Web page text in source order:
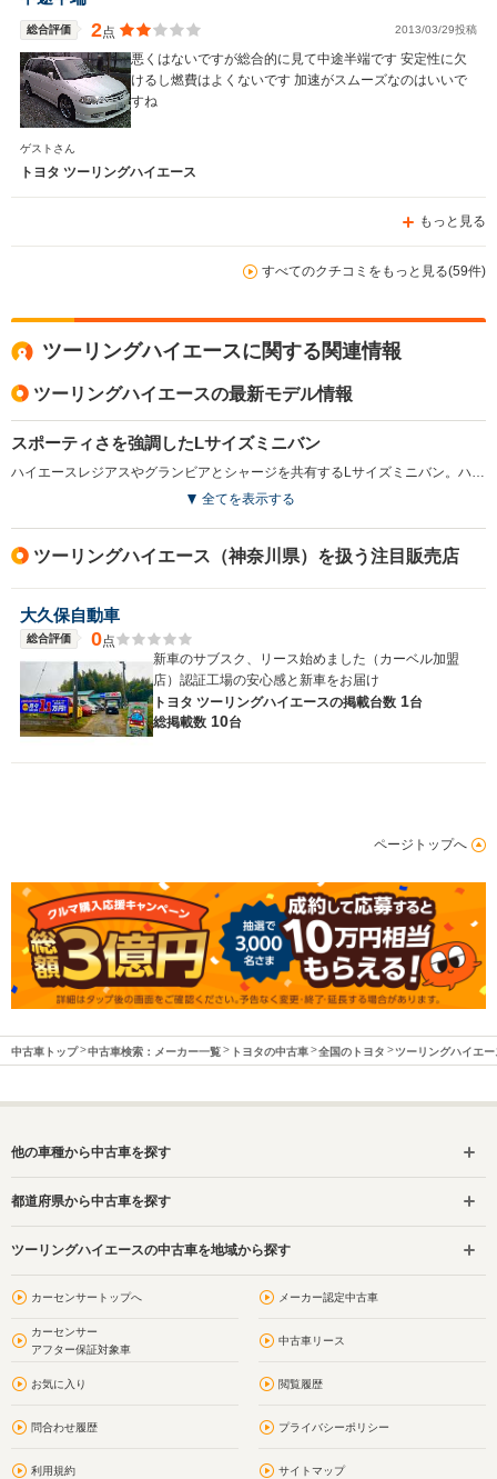
総合評価 2点 2013/03/29投稿
悪くはないですが総合的に見て中途半端です 安定性に欠
けるし燃費はよくないです 加速がスムーズなのはいいで
すね
ゲストさん
トヨタ ツーリングハイエース
もっと見る
すべてのクチコミをもっと見る(59件)
ツーリングハイエースに関する関連情報
ツーリングハイエースの最新モデル情報
スポーティさを強調したLサイズミニバン
全てを表示する
ツーリングハイエース（神奈川県）を扱う注目販売店
大久保自動車
総合評価 0点
新車のサブスク、リース始めました（カーベル加盟
店）認証工場の安心感と新車をお届け
トヨタ ツーリングハイエースの掲載台数 1台
総掲載数 10台
ページトップへ
中古車トップ 中古車検索：メーカー一覧 トヨタの中古車 全国のトヨタ ツーリングハイエ
他の車種から中古車を探す
都道府県から中古車を探す
ツーリングハイエースの中古車を地域から探す
カーセンサートップへ メーカー認定中古車
カーセンサー
アフター保証対象車
中古車リース
お気に入り 閲覧履歴
問合わせ履歴 プライバシーポリシー
利用規約 サイトマップ